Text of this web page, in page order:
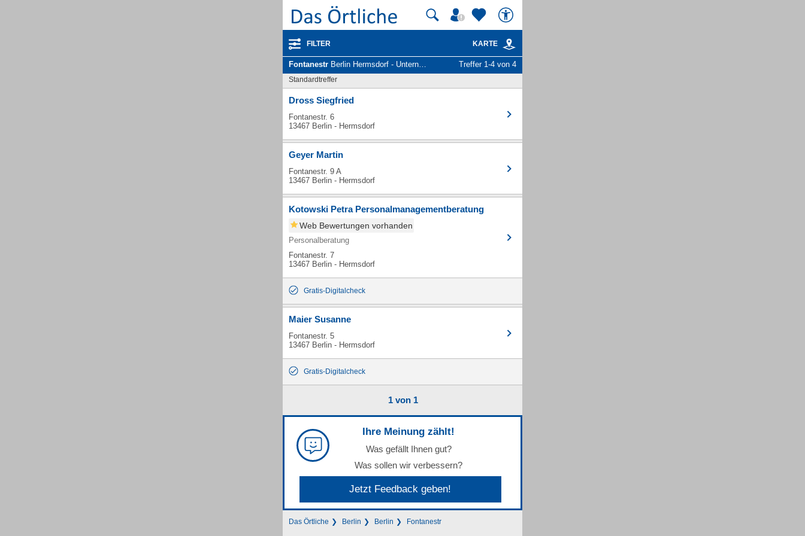
FILTER KARTE
Fontanestr Berlin Hermsdorf - Unternehmen und Personen Treffer 1-4 von 4
Standardtreffer
Dross Siegfried
Fontanestr. 6
13467 Berlin - Hermsdorf
Geyer Martin
Fontanestr. 9 A
13467 Berlin - Hermsdorf
Kotowski Petra Personalmanagementberatung
Web Bewertungen vorhanden
Personalberatung
Fontanestr. 7
13467 Berlin - Hermsdorf
Gratis-Digitalcheck
Maier Susanne
Fontanestr. 5
13467 Berlin - Hermsdorf
Gratis-Digitalcheck
1 von 1
Ihre Meinung zählt!
Was gefällt Ihnen gut?
Was sollen wir verbessern?
Jetzt Feedback geben!
Das Örtliche Berlin Berlin Fontanestr